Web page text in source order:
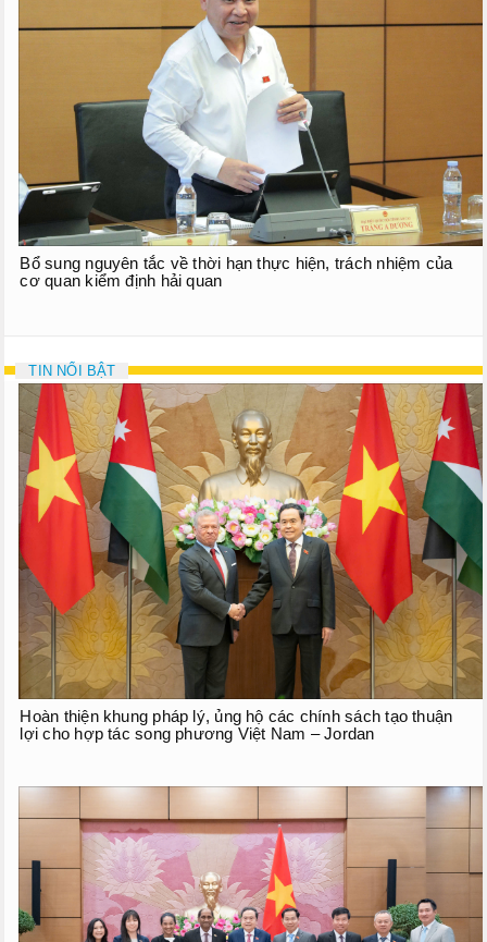
Bổ sung nguyên tắc về thời hạn thực hiện, trách nhiệm của
cơ quan kiểm định hải quan
TIN NỔI BẬT
Hoàn thiện khung pháp lý, ủng hộ các chính sách tạo thuận
lợi cho hợp tác song phương Việt Nam – Jordan